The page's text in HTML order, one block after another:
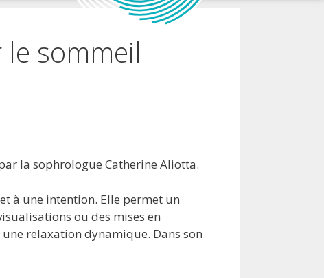
sommeil
la sophrologue Catherine Aliotta.
à une intention. Elle permet un
ou des mises en
relaxation dynamique. Dans son